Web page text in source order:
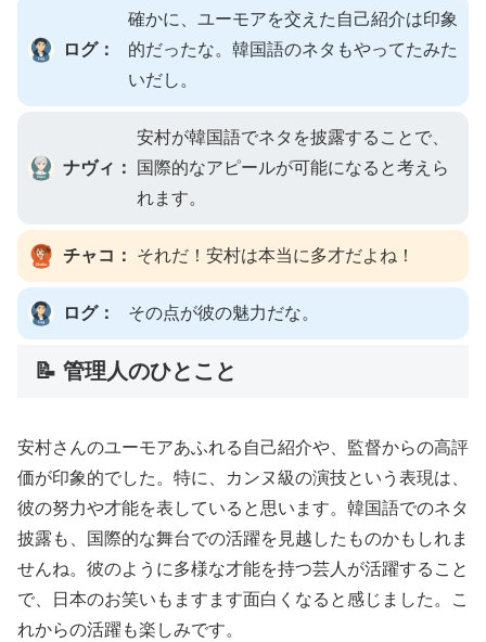
ログ：
確かに、ユーモアを交えた自己紹介は印象
的だったな。韓国語のネタもやってたみた
いだし。
ナヴィ：
安村が韓国語でネタを披露することで、
国際的なアピールが可能になると考えら
れます。
チャコ： それだ！安村は本当に多才だよね！
ログ： その点が彼の魅力だな。
📝 管理人のひとこと
安村さんのユーモアあふれる自己紹介や、監督からの高評
価が印象的でした。特に、カンヌ級の演技という表現は、
彼の努力や才能を表していると思います。韓国語でのネタ
披露も、国際的な舞台での活躍を見越したものかもしれま
せんね。彼のように多様な才能を持つ芸人が活躍すること
で、日本のお笑いもますます面白くなると感じました。こ
れからの活躍も楽しみです。